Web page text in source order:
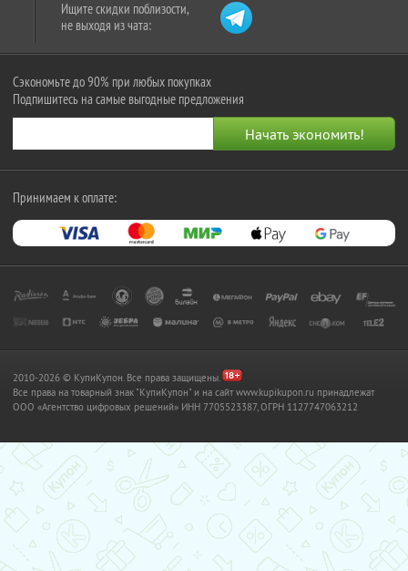
Ищите скидки поблизости,
не выходя из чата:
Сэкономьте до 90% при любых покупках
Подпишитесь на самые выгодные предложения
Принимаем к оплате:
2010-2026 © КупиКупон. Все права защищены.
Все права на товарный знак "КупиКупон" и на сайт www.kupikupon.ru принадлежат
OOO «Агентство цифровых решений» ИНН 7705523387, ОГРН 1127747063212